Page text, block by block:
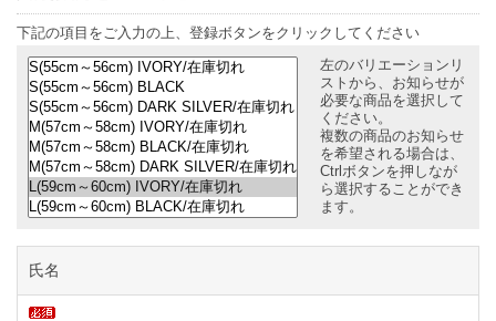
下記の項目をご入力の上、登録ボタンをクリックしてください
左のバリエーションリ
ストから、お知らせが
必要な商品を選択して
ください。
複数の商品のお知らせ
を希望される場合は、
Ctrlボタンを押しなが
ら選択することができ
ます。
氏名